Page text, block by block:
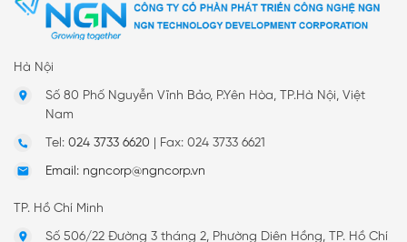
Hà Nội
Số 80 Phố Nguyễn Vĩnh Bảo, P.Yên Hòa, TP.Hà Nội, Việt
Nam
Tel: 024 3733 6620 Fax: 024 3733 6621
Email: ngncorp@ngncorp.vn
TP. Hồ Chí Minh
Số 506/22 Đường 3 tháng 2, Phường Diên Hồng, TP. Hồ Chí